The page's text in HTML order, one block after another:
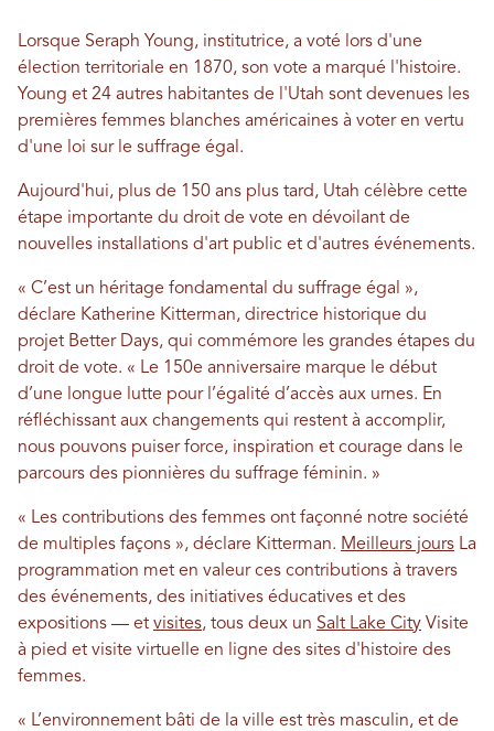
Lorsque Seraph Young, institutrice, a voté lors d'une
élection territoriale en 1870, son vote a marqué l'histoire.
Young et 24 autres habitantes de l'Utah sont devenues les
premières femmes blanches américaines à voter en vertu
d'une loi sur le suffrage égal.
Aujourd'hui, plus de 150 ans plus tard, Utah célèbre cette
étape importante du droit de vote en dévoilant de
nouvelles installations d'art public et d'autres événements.
« C’est un héritage fondamental du suffrage égal »,
déclare Katherine Kitterman, directrice historique du
projet Better Days, qui commémore les grandes étapes du
droit de vote. « Le 150e anniversaire marque le début
d’une longue lutte pour l’égalité d’accès aux urnes. En
réfléchissant aux changements qui restent à accomplir,
nous pouvons puiser force, inspiration et courage dans le
parcours des pionnières du suffrage féminin. »
« Les contributions des femmes ont façonné notre société
de multiples façons », déclare Kitterman. Meilleurs jours La
programmation met en valeur ces contributions à travers
des événements, des initiatives éducatives et des
expositions — et visites, tous deux un Salt Lake City Visite
à pied et visite virtuelle en ligne des sites d'histoire des
femmes.
« L’environnement bâti de la ville est très masculin, et de